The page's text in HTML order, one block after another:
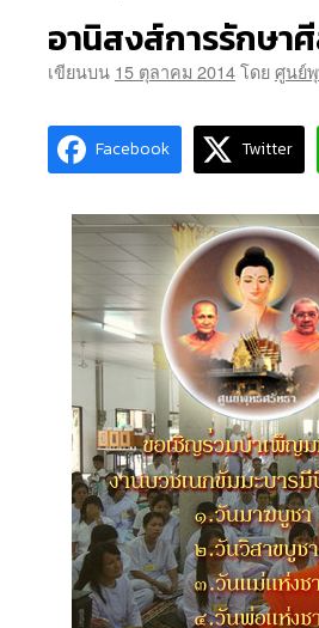
อานิสงส์การรักษา
เขียนบน 15 ตุลาคม 2014โดยศูนย์
Facebook Twitter